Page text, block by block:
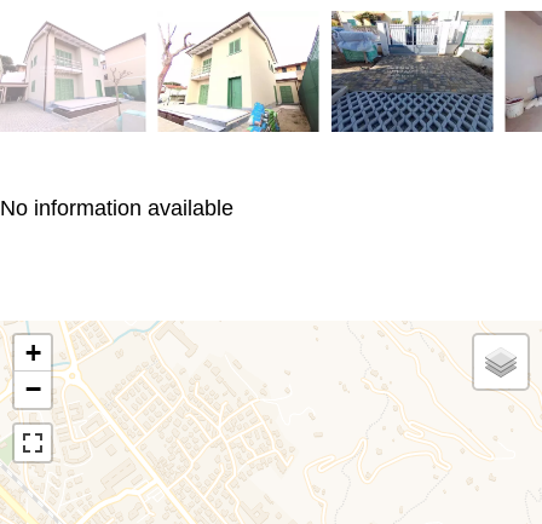
No information available
+
−